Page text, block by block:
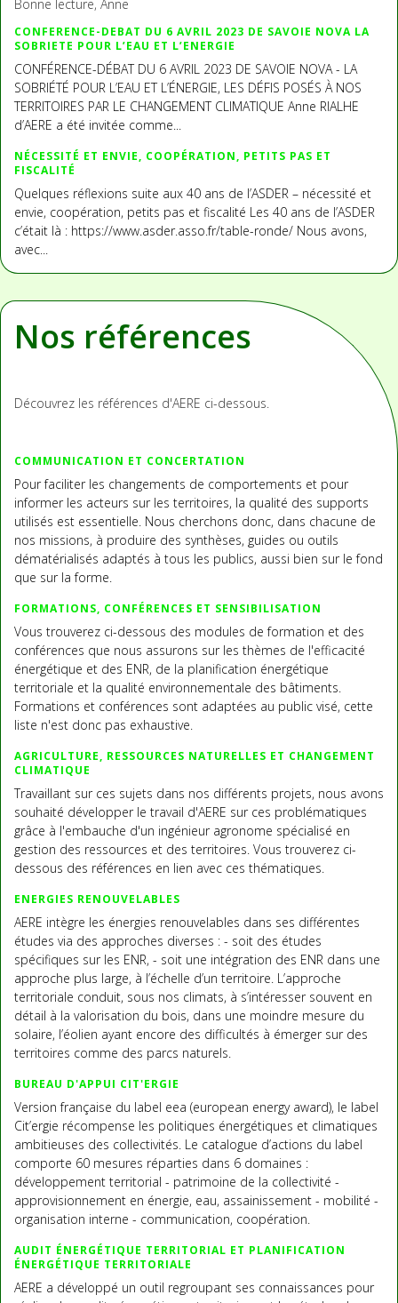
Bonne lecture, Anne
CONFERENCE-DEBAT DU 6 AVRIL 2023 DE SAVOIE NOVA LA
SOBRIETE POUR L’EAU ET L’ENERGIE
CONFÉRENCE-DÉBAT DU 6 AVRIL 2023 DE SAVOIE NOVA - LA
SOBRIÉTÉ POUR L’EAU ET L’ÉNERGIE, LES DÉFIS POSÉS À NOS
TERRITOIRES PAR LE CHANGEMENT CLIMATIQUE Anne RIALHE
d’AERE a été invitée comme...
NÉCESSITÉ ET ENVIE, COOPÉRATION, PETITS PAS ET
FISCALITÉ
Quelques réflexions suite aux 40 ans de l’ASDER – nécessité et
envie, coopération, petits pas et fiscalité Les 40 ans de l’ASDER
c’était là : https://www.asder.asso.fr/table-ronde/ Nous avons,
avec...
Nos références
Découvrez les références d'AERE ci-dessous.
COMMUNICATION ET CONCERTATION
Pour faciliter les changements de comportements et pour
informer les acteurs sur les territoires, la qualité des supports
utilisés est essentielle. Nous cherchons donc, dans chacune de
nos missions, à produire des synthèses, guides ou outils
dématérialisés adaptés à tous les publics, aussi bien sur le fond
que sur la forme.
FORMATIONS, CONFÉRENCES ET SENSIBILISATION
Vous trouverez ci-dessous des modules de formation et des
conférences que nous assurons sur les thèmes de l'efficacité
énergétique et des ENR, de la planification énergétique
territoriale et la qualité environnementale des bâtiments.
Formations et conférences sont adaptées au public visé, cette
liste n'est donc pas exhaustive.
AGRICULTURE, RESSOURCES NATURELLES ET CHANGEMENT
CLIMATIQUE
Travaillant sur ces sujets dans nos différents projets, nous avons
souhaité développer le travail d'AERE sur ces problématiques
grâce à l'embauche d'un ingénieur agronome spécialisé en
gestion des ressources et des territoires. Vous trouverez ci-
dessous des références en lien avec ces thématiques.
ENERGIES RENOUVELABLES
AERE intègre les énergies renouvelables dans ses différentes
études via des approches diverses : - soit des études
spécifiques sur les ENR, - soit une intégration des ENR dans une
approche plus large, à l’échelle d’un territoire. L’approche
territoriale conduit, sous nos climats, à s’intéresser souvent en
détail à la valorisation du bois, dans une moindre mesure du
solaire, l’éolien ayant encore des difficultés à émerger sur des
territoires comme des parcs naturels.
BUREAU D'APPUI CIT'ERGIE
Version française du label eea (european energy award), le label
Cit’ergie récompense les politiques énergétiques et climatiques
ambitieuses des collectivités. Le catalogue d’actions du label
comporte 60 mesures réparties dans 6 domaines :
développement territorial - patrimoine de la collectivité -
approvisionnement en énergie, eau, assainissement - mobilité -
organisation interne - communication, coopération.
AUDIT ÉNERGÉTIQUE TERRITORIAL ET PLANIFICATION
ÉNERGÉTIQUE TERRITORIALE
AERE a développé un outil regroupant ses connaissances pour